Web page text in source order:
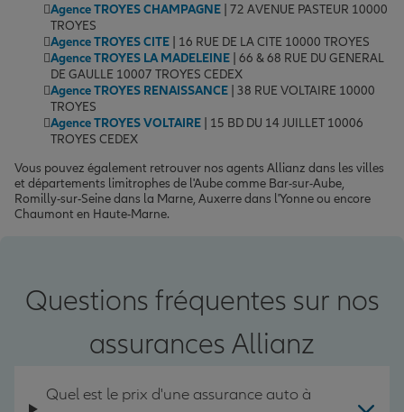
Agence TROYES CHAMPAGNE | 72 AVENUE PASTEUR 10000
TROYES
Agence TROYES CITE | 16 RUE DE LA CITE 10000 TROYES
Agence TROYES LA MADELEINE | 66 & 68 RUE DU GENERAL
DE GAULLE 10007 TROYES CEDEX
Agence TROYES RENAISSANCE | 38 RUE VOLTAIRE 10000
TROYES
Agence TROYES VOLTAIRE | 15 BD DU 14 JUILLET 10006
TROYES CEDEX
Vous pouvez également retrouver nos agents Allianz dans les villes
et départements limitrophes de l'Aube comme Bar-sur-Aube,
Romilly-sur-Seine dans la Marne, Auxerre dans l'Yonne ou encore
Chaumont en Haute-Marne.
Questions fréquentes sur nos
assurances Allianz
Quel est le prix d'une assurance auto à